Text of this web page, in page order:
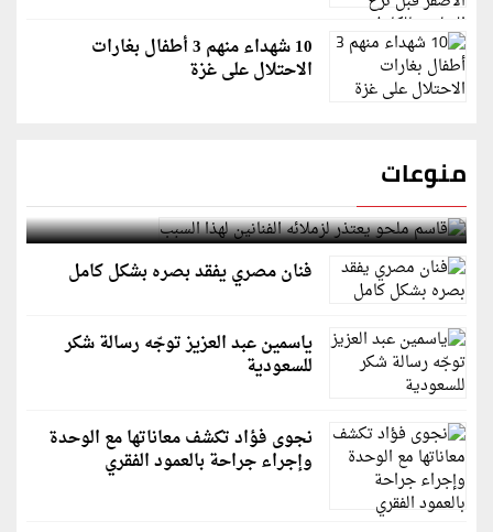
10 شهداء منهم 3 أطفال بغارات
الاحتلال على غزة
منوعات
قاسم ملحو يعتذر لزملائه الفنانين لهذا السبب
فنان مصري يفقد بصره بشكل كامل
ياسمين عبد العزيز توجّه رسالة شكر
للسعودية
نجوى فؤاد تكشف معاناتها مع الوحدة
وإجراء جراحة بالعمود الفقري